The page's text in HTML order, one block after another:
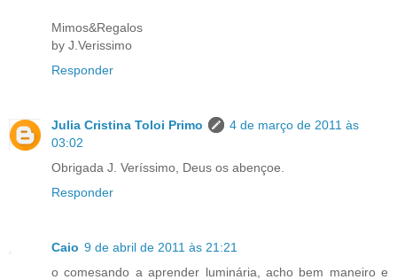
Mimos&Regalos
by J.Verissimo
Responder
Julia Cristina Toloi Primo
4 de março de 2011 às
03:02
Obrigada J. Veríssimo, Deus os abençoe.
Responder
Caio 9 de abril de 2011 às 21:21
o comesando a aprender luminária, acho bem maneiro e